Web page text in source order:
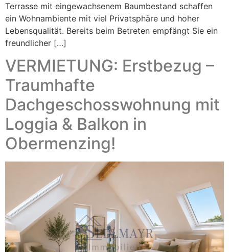
Terrasse mit eingewachsenem Baumbestand schaffen
ein Wohnambiente mit viel Privatsphäre und hoher
Lebensqualität. Bereits beim Betreten empfängt Sie ein
freundlicher […]
VERMIETUNG: Erstbezug –
Traumhafte
Dachgeschosswohnung mit
Loggia & Balkon in
Obermenzing!